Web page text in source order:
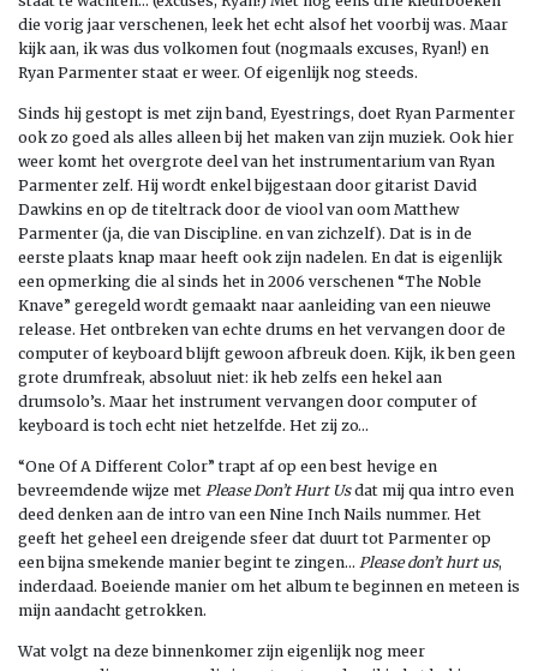
die vorig jaar verschenen, leek het echt alsof het voorbij was. Maar
kijk aan, ik was dus volkomen fout (nogmaals excuses, Ryan!) en
Ryan Parmenter staat er weer. Of eigenlijk nog steeds.
Sinds hij gestopt is met zijn band, Eyestrings, doet Ryan Parmenter
ook zo goed als alles alleen bij het maken van zijn muziek. Ook hier
weer komt het overgrote deel van het instrumentarium van Ryan
Parmenter zelf. Hij wordt enkel bijgestaan door gitarist David
Dawkins en op de titeltrack door de viool van oom Matthew
Parmenter (ja, die van Discipline. en van zichzelf). Dat is in de
eerste plaats knap maar heeft ook zijn nadelen. En dat is eigenlijk
een opmerking die al sinds het in 2006 verschenen “The Noble
Knave” geregeld wordt gemaakt naar aanleiding van een nieuwe
release. Het ontbreken van echte drums en het vervangen door de
computer of keyboard blijft gewoon afbreuk doen. Kijk, ik ben geen
grote drumfreak, absoluut niet: ik heb zelfs een hekel aan
drumsolo’s. Maar het instrument vervangen door computer of
keyboard is toch echt niet hetzelfde. Het zij zo…
“One Of A Different Color” trapt af op een best hevige en
bevreemdende wijze met Please Don’t Hurt Usdat mij qua intro even
deed denken aan de intro van een Nine Inch Nails nummer. Het
geeft het geheel een dreigende sfeer dat duurt tot Parmenter op
een bijna smekende manier begint te zingen… Please don’t hurt us,
inderdaad. Boeiende manier om het album te beginnen en meteen is
mijn aandacht getrokken.
Wat volgt na deze binnenkomer zijn eigenlijk nog meer